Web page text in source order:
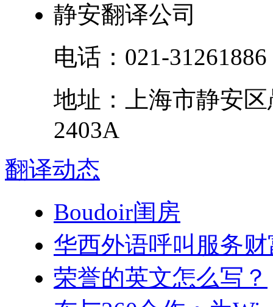
静安翻译公司
电话： 021-31261886
地址：
上海市静安区
2403A
翻译动态
Boudoir闺房
华西外语呼叫服务
荣誉的英文怎么写？